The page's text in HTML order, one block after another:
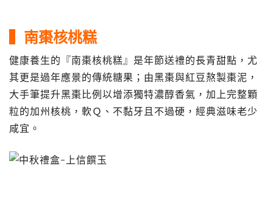
▍南棗核桃糕
健康養生的『南棗核桃糕』是年節送禮的長青甜點，尤
其更是過年應景的傳統糖果；由黑棗與紅豆熬製棗泥，
大手筆提升黑棗比例以增添獨特濃醇香氣，加上完整顆
粒的加州核桃，軟Ｑ、不黏牙且不過硬，經典滋味老少
咸宜。